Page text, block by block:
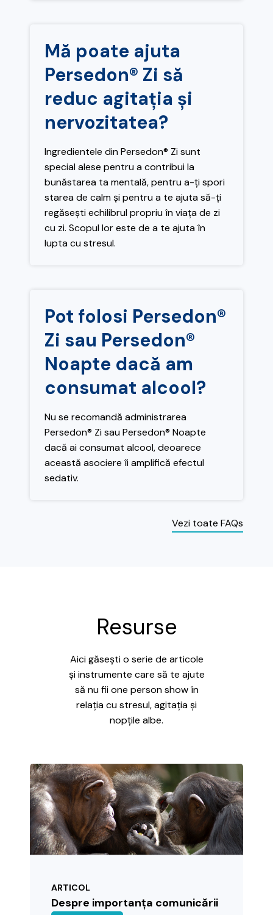
Mă poate ajuta
Persedon® Zi să
reduc agitația și
nervozitatea?
Ingredientele din Persedon® Zi sunt
special alese pentru a contribui la
bunăstarea ta mentală, pentru a-ți spori
starea de calm și pentru a te ajuta să-ți
regăsești echilibrul propriu în viața de zi
cu zi. Scopul lor este de a te ajuta în
lupta cu stresul.
Pot folosi Persedon®
Zi sau Persedon®
Noapte dacă am
consumat alcool?
Nu se recomandă administrarea
Persedon® Zi sau Persedon® Noapte
dacă ai consumat alcool, deoarece
această asociere îi amplifică efectul
sedativ.
Vezi toate FAQs
Resurse
Aici găsești o serie de articole
și instrumente care să te ajute
să nu fii one person show în
relația cu stresul, agitația și
nopțile albe.
ARTICOL
Despre importanța comunicării